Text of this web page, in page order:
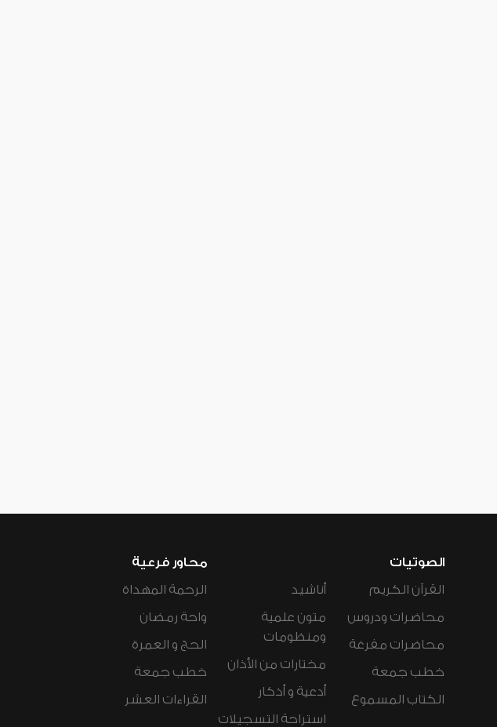
الصوتيات
القرآن الكريم
محاضرات ودروس
محاضرات مفرغة
خطب جمعة
الكتاب المسموع
أناشيد
متون علمية
ومنظومات
مختارات من الأذان
أدعية و أذكار
استراحة التسجيلات
محاور فرعية
الرحمة المهداة
واحة رمضان
الحج و العمرة
خطب جمعة
القراءات العشر